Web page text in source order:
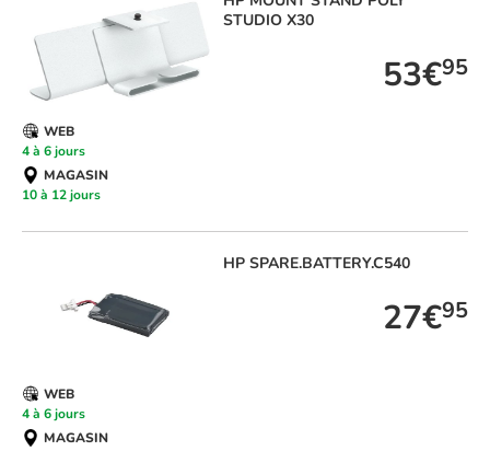
STUDIO X30
53€95
WEB
4 à 6 jours
MAGASIN
10 à 12 jours
HP SPARE.BATTERY.C540
27€95
WEB
4 à 6 jours
MAGASIN